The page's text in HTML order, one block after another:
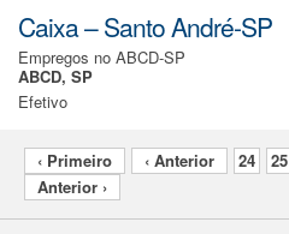
Caixa – Santo André-SP
Empregos no ABCD-SP
ABCD, SP
Efetivo
‹ Primeiro ‹ Anterior 24 25
Anterior ›